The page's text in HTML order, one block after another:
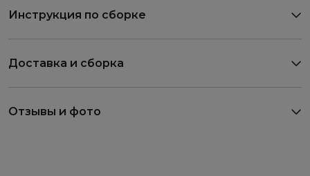
Инструкция по сборке
Доставка и сборка
Отзывы и фото